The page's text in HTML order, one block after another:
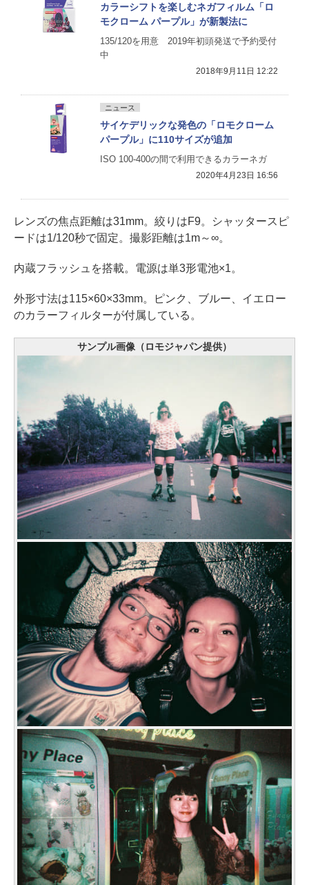
カラーシフトを楽しむネガフィルム「ロ
モクローム パープル」が新製法に
135/120を用意 2019年初頭発送で予約受付
中
2018年9月11日 12:22
ニュース
サイケデリックな発色の「ロモクローム
パープル」に110サイズが追加
ISO 100-400の間で利用できるカラーネガ
2020年4月23日 16:56
レンズの焦点距離は31mm。絞りはF9。シャッタースピ
ードは1/120秒で固定。撮影距離は1m～∞。
内蔵フラッシュを搭載。電源は単3形電池×1。
外形寸法は115×60×33mm。ピンク、ブルー、イエロー
のカラーフィルターが付属している。
サンプル画像（ロモジャパン提供）